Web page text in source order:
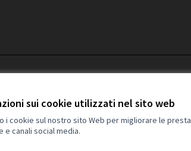
sui cookie utilizzati nel sito web
i cookie sul nostro sito Web per migliorare le
e canali social media.